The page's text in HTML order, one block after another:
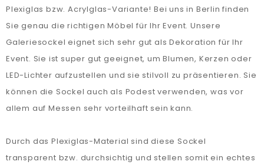
Plexiglas bzw. Acrylglas-Variante! Bei uns in Berlin finden
Sie genau die richtigen Möbel für Ihr Event. Unsere
Galeriesockel eignet sich sehr gut als Dekoration für Ihr
Event. Sie ist super gut geeignet, um Blumen, Kerzen oder
LED-Lichter aufzustellen und sie stilvoll zu präsentieren. Sie
können die Sockel auch als Podest verwenden, was vor
allem auf Messen sehr vorteilhaft sein kann.
Durch das Plexiglas-Material sind diese Sockel
transparent bzw. durchsichtig und stellen somit ein echtes